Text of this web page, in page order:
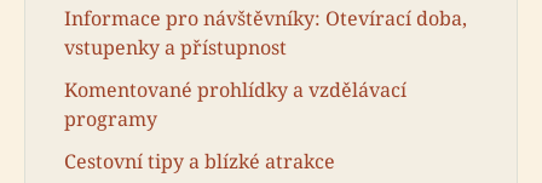
Informace pro návštěvníky: Otevírací doba,
vstupenky a přístupnost
Komentované prohlídky a vzdělávací
programy
Cestovní tipy a blízké atrakce